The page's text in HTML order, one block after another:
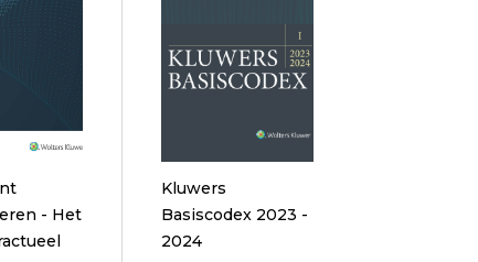
- Het
Kluwers
Basiscodex 2023 -
2024